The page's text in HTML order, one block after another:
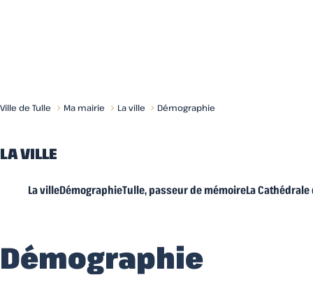
Ville de Tulle Ma mairie La ville Démographie
LA VILLE
La villeDémographieTulle, passeur de mémoireLa Cathédrale
Démographie